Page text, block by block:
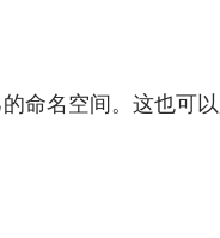
命名空间。这也可